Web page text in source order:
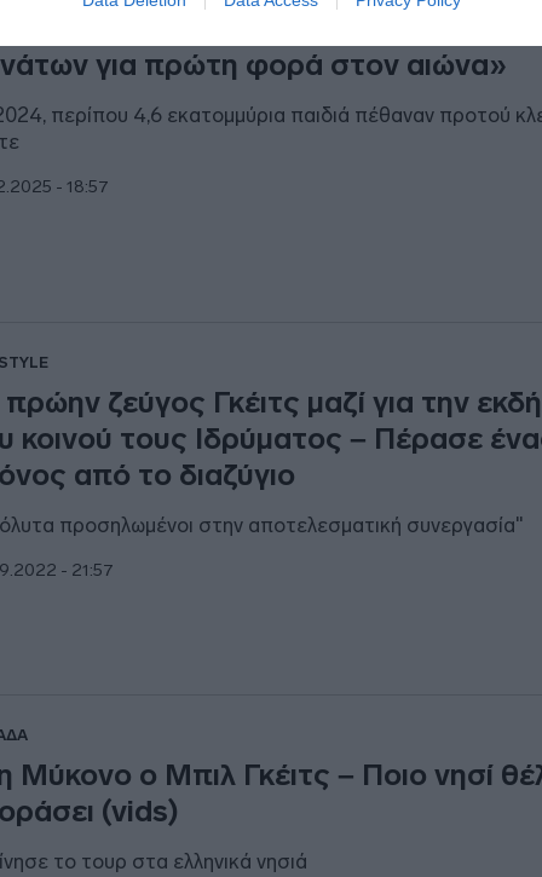
για πρώτη φορά στον αιώνα»
περίπου 4,6 εκατομμύρια παιδιά πέθαναν προτού
- 18:57
ζεύγος Γκέιτς μαζί για την
κοινού τους Ιδρύματος – Πέρασε
από το διαζύγιο
προσηλωμένοι στην αποτελεσματική συνεργασία"
- 21:57
Μύκονο ο Μπιλ Γκέιτς – Ποιο νησί
(vids)
το τουρ στα ελληνικά νησιά